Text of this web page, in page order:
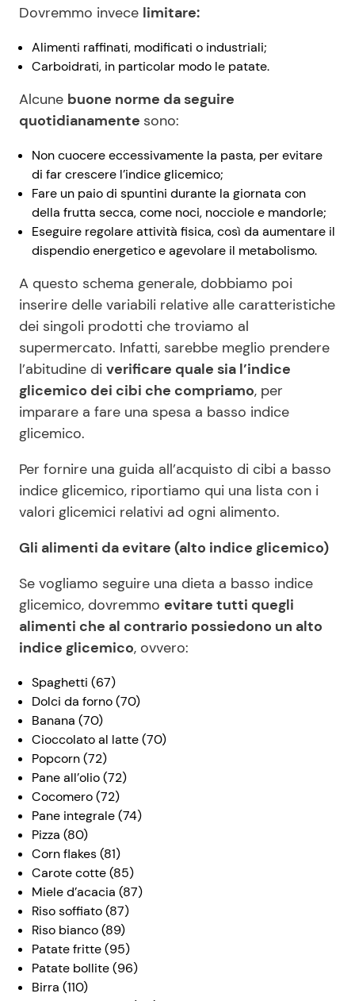
Dovremmo invece limitare:
Alimenti raffinati, modificati o industriali;
Carboidrati, in particolar modo le patate.
Alcune buone norme da seguire
quotidianamente sono:
Non cuocere eccessivamente la pasta, per evitare
di far crescere l’indice glicemico;
Fare un paio di spuntini durante la giornata con
della frutta secca, come noci, nocciole e mandorle;
Eseguire regolare attività fisica, così da aumentare il
dispendio energetico e agevolare il metabolismo.
A questo schema generale, dobbiamo poi
inserire delle variabili relative alle caratteristiche
dei singoli prodotti che troviamo al
supermercato. Infatti, sarebbe meglio prendere
l’abitudine di verificare quale sia l’indice
glicemico dei cibi che compriamo, per
imparare a fare una spesa a basso indice
glicemico.
Per fornire una guida all’acquisto di cibi a basso
indice glicemico, riportiamo qui una lista con i
valori glicemici relativi ad ogni alimento.
Gli alimenti da evitare (alto indice glicemico)
Se vogliamo seguire una dieta a basso indice
glicemico, dovremmo evitare tutti quegli
alimenti che al contrario possiedono un alto
indice glicemico, ovvero:
Spaghetti (67)
Dolci da forno (70)
Banana (70)
Cioccolato al latte (70)
Popcorn (72)
Pane all’olio (72)
Cocomero (72)
Pane integrale (74)
Pizza (80)
Corn flakes (81)
Carote cotte (85)
Miele d’acacia (87)
Riso soffiato (87)
Riso bianco (89)
Patate fritte (95)
Patate bollite (96)
Birra (110)